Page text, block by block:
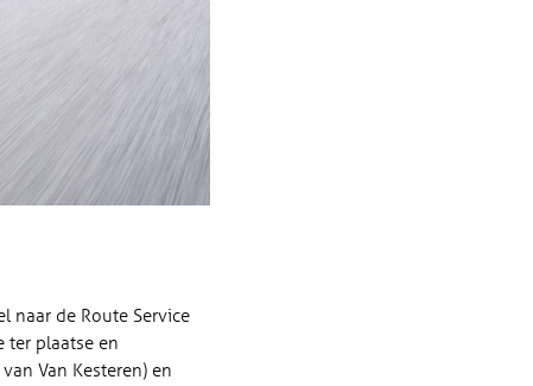
naar de Route Service
ter plaatse en
Van Kesteren) en